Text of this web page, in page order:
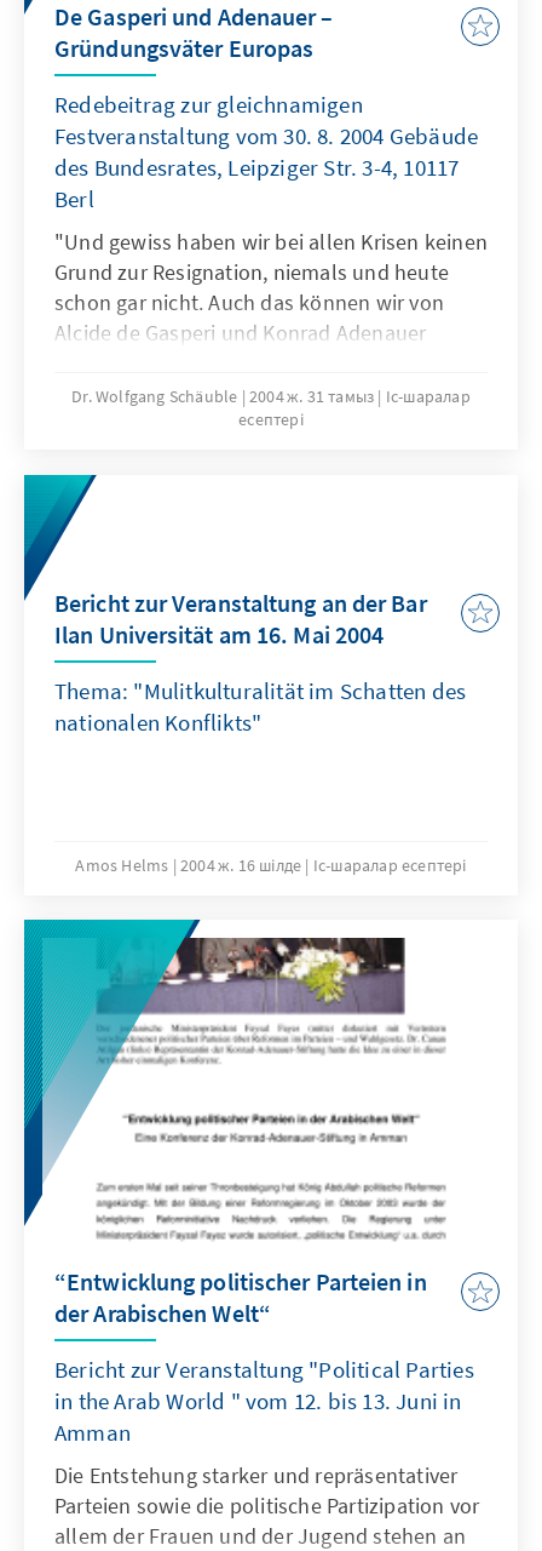
De Gasperi und Adenauer –
Gründungsväter Europas
Redebeitrag zur gleichnamigen
Festveranstaltung vom 30. 8. 2004 Gebäude
des Bundesrates, Leipziger Str. 3-4, 10117
Berl
"Und gewiss haben wir bei allen Krisen keinen
Grund zur Resignation, niemals und heute
schon gar nicht. Auch das können wir von
Alcide de Gasperi und Konrad Adenauer
annehmen, als Erbe und als Auftrag."
Dr. Wolfgang Schäuble 2004 ж. 31 тамыз
Іс-шаралар
есептері
Bericht zur Veranstaltung an der Bar
Ilan Universität am 16. Mai 2004
Thema: "Mulitkulturalität im Schatten des
nationalen Konflikts"
Amos Helms 2004 ж. 16 шілде Іс-шаралар есептері
“Entwicklung politischer Parteien in
der Arabischen Welt“
Bericht zur Veranstaltung "Political Parties
in the Arab World " vom 12. bis 13. Juni in
Amman
Die Entstehung starker und repräsentativer
Parteien sowie die politische Partizipation vor
allem der Frauen und der Jugend stehen an